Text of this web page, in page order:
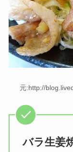
元:http://
バラ生姜